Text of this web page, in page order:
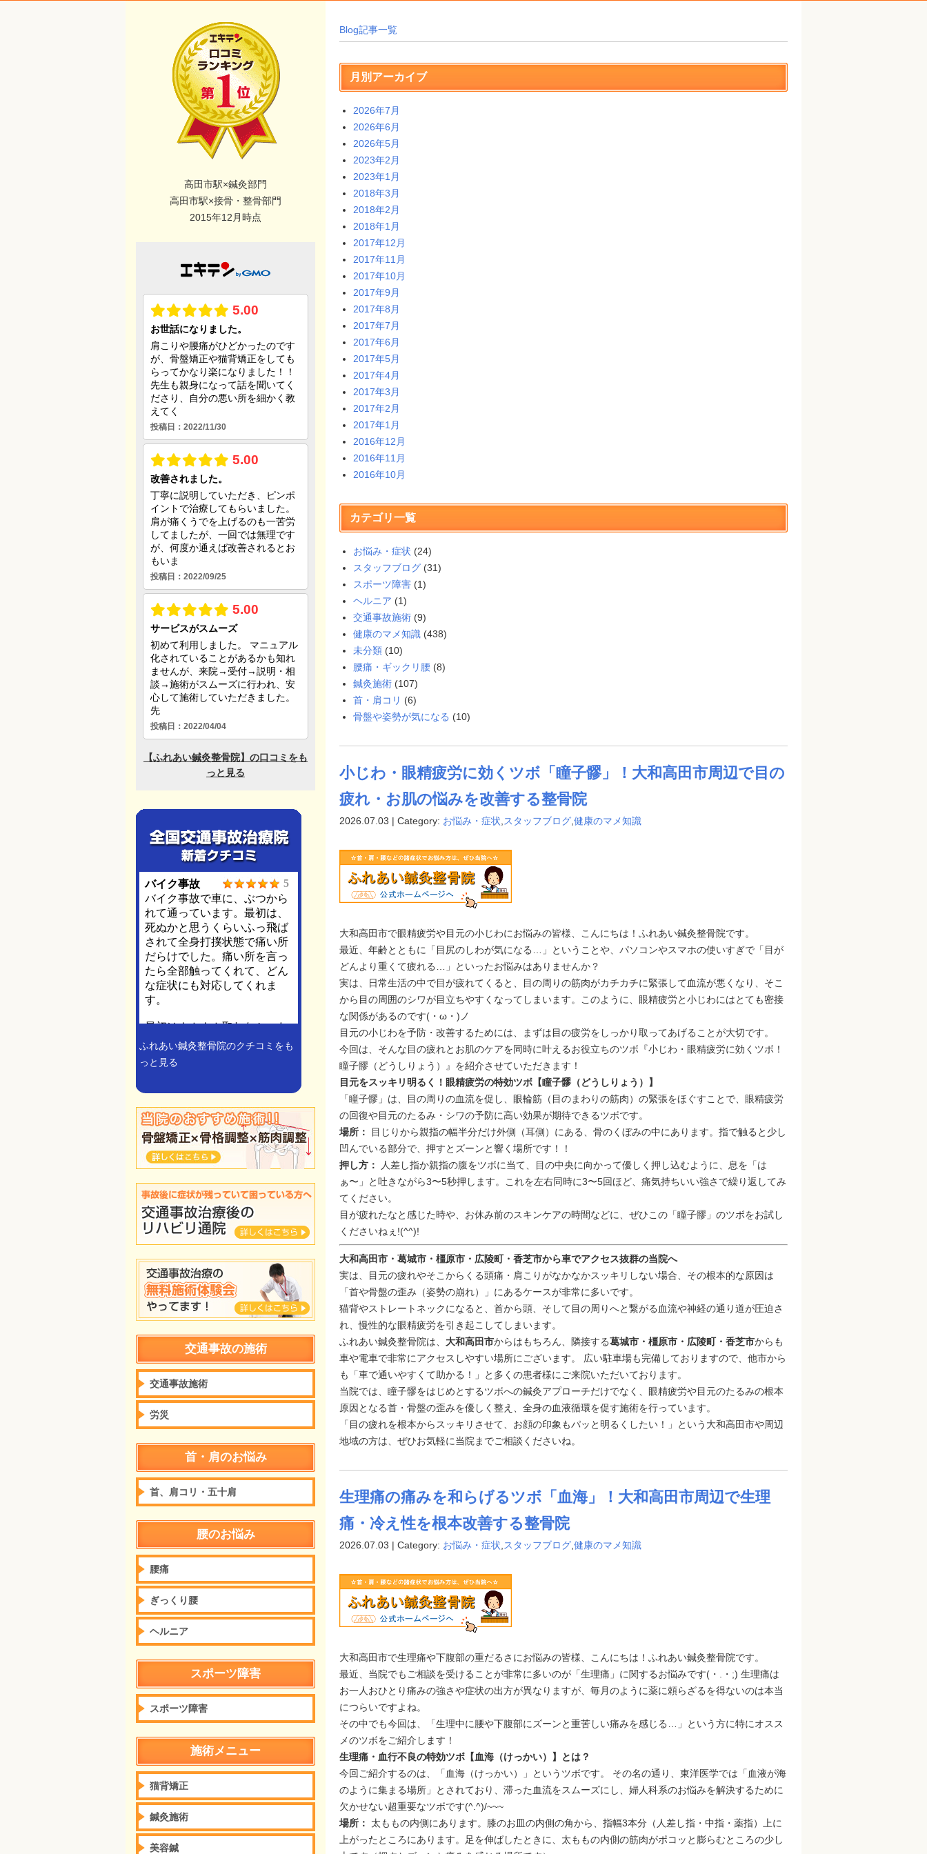
Blog記事一覧
月別アーカイブ
2026年7月
2026年6月
2026年5月
2023年2月
2023年1月
2018年3月
2018年2月
2018年1月
2017年12月
2017年11月
2017年10月
2017年9月
2017年8月
2017年7月
2017年6月
2017年5月
2017年4月
2017年3月
2017年2月
2017年1月
2016年12月
2016年11月
2016年10月
カテゴリ一覧
お悩み・症状 (24)
スタッフブログ (31)
スポーツ障害 (1)
ヘルニア (1)
交通事故施術 (9)
健康のマメ知識 (438)
未分類 (10)
腰痛・ギックリ腰 (8)
鍼灸施術 (107)
首・肩コリ (6)
骨盤や姿勢が気になる (10)
小じわ・眼精疲労に効くツボ「瞳子髎」！大和高田市周辺で目の
疲れ・お肌の悩みを改善する整骨院
2026.07.03 | Category: お悩み・症状 スタッフブログ 健康のマメ知識
大和高田市で眼精疲労や目元の小じわにお悩みの皆様、こんにちは！ふれあい鍼灸整骨院です。
最近、年齢とともに「目尻のしわが気になる…」ということや、パソコンやスマホの使いすぎで「目が
どんより重くて疲れる…」といったお悩みはありませんか？
実は、日常生活の中で目が疲れてくると、目の周りの筋肉がカチカチに緊張して血流が悪くなり、そこ
から目の周囲のシワが目立ちやすくなってしまいます。このように、眼精疲労と小じわにはとても密接
な関係があるのです(・ω・)ノ
目元の小じわを予防・改善するためには、まずは目の疲労をしっかり取ってあげることが大切です。
今回は、そんな目の疲れとお肌のケアを同時に叶えるお役立ちのツボ『小じわ・眼精疲労に効くツボ！
瞳子髎（どうしりょう）』を紹介させていただきます！
目元をスッキリ明るく！眼精疲労の特効ツボ【瞳子髎（どうしりょう）】
「瞳子髎」は、目の周りの血流を促し、眼輪筋（目のまわりの筋肉）の緊張をほぐすことで、眼精疲労
の回復や目元のたるみ・シワの予防に高い効果が期待できるツボです。
場所：
目じりから親指の幅半分だけ外側（耳側）にある、骨のくぼみの中にあります。指で触ると少し
凹んでいる部分で、押すとズーンと響く場所です！！
押し方：
人差し指か親指の腹をツボに当て、目の中央に向かって優しく押し込むように、息を「は
ぁ〜」と吐きながら3〜5秒押します。これを左右同時に3〜5回ほど、痛気持ちいい強さで繰り返してみ
てください。
目が疲れたなと感じた時や、お休み前のスキンケアの時間などに、ぜひこの「瞳子髎」のツボをお試し
くださいねぇ!(^^)!
大和高田市・葛城市・橿原市・広陵町・香芝市から車でアクセス抜群の当院へ
実は、目元の疲れやそこからくる頭痛・肩こりがなかなかスッキリしない場合、その根本的な原因は
「首や骨盤の歪み（姿勢の崩れ）」にあるケースが非常に多いです。
猫背やストレートネックになると、首から頭、そして目の周りへと繋がる血流や神経の通り道が圧迫さ
れ、慢性的な眼精疲労を引き起こしてしまいます。
ふれあい鍼灸整骨院は、 大和高田市からはもちろん、隣接する葛城市・橿原市・広陵町・香芝市からも
車や電車で非常にアクセスしやすい場所にございます。 広い駐車場も完備しておりますので、他市から
も「車で通いやすくて助かる！」と多くの患者様にご来院いただいております。
当院では、瞳子髎をはじめとするツボへの鍼灸アプローチだけでなく、眼精疲労や目元のたるみの根本
原因となる首・骨盤の歪みを優しく整え、全身の血液循環を促す施術を行っています。
「目の疲れを根本からスッキリさせて、お顔の印象もパッと明るくしたい！」という大和高田市や周辺
地域の方は、ぜひお気軽に当院までご相談くださいね。
生理痛の痛みを和らげるツボ「血海」！大和高田市周辺で生理
痛・冷え性を根本改善する整骨院
2026.07.03 | Category: お悩み・症状 スタッフブログ 健康のマメ知識
大和高田市で生理痛や下腹部の重だるさにお悩みの皆様、こんにちは！ふれあい鍼灸整骨院です。
最近、当院でもご相談を受けることが非常に多いのが「生理痛」に関するお悩みです(・.・;) 生理痛は
お一人おひとり痛みの強さや症状の出方が異なりますが、毎月のように薬に頼らざるを得ないのは本当
につらいですよね。
その中でも今回は、「生理中に腰や下腹部にズーンと重苦しい痛みを感じる…」という方に特にオスス
メのツボをご紹介します！
生理痛・血行不良の特効ツボ【血海（けっかい）】とは？
今回ご紹介するのは、「血海（けっかい）」というツボです。 その名の通り、東洋医学では「血液が海
のように集まる場所」とされており、滞った血流をスムーズにし、婦人科系のお悩みを解決するために
欠かせない超重要なツボです(^.^)/~~~
場所：
太ももの内側にあります。膝のお皿の内側の角から、指幅3本分（人差し指・中指・薬指）上に
上がったところにあります。足を伸ばしたときに、太ももの内側の筋肉がポコッと膨らむところの少し
高田市駅×鍼灸部門
高田市駅×接骨・整骨部門
2015年12月時点
ふれあい鍼灸整骨院のクチコミをも
っと見る
交通事故の施術
交通事故施術
労災
首・肩のお悩み
首、肩コリ・五十肩
腰のお悩み
腰痛
ぎっくり腰
ヘルニア
スポーツ障害
スポーツ障害
施術メニュー
猫背矯正
鍼灸施術
美容鍼